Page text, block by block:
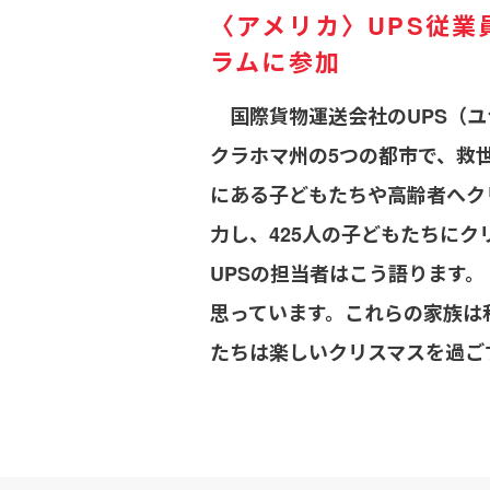
〈アメリカ〉UPS従
ラムに参加
国際貨物運送会社のUPS（
クラホマ州の5つの都市で、救
にある子どもたちや高齢者へ
力し、425人の子どもたちに
UPSの担当者はこう語ります
思っています。これらの家族
たちは楽しいクリスマスを過